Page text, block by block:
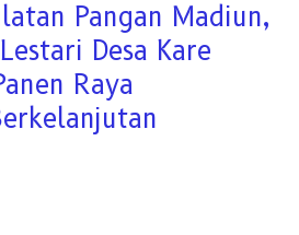
Pangan Madiun,
Desa Kare
Raya